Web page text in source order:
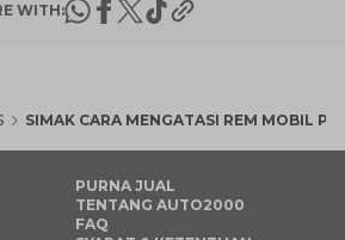
WITH:
SIMAK CARA MENGATASI REM MOBIL
PURNA JUAL
TENTANG AUTO2000
FAQ